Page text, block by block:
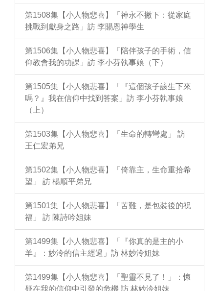
第1508集【小人物悲喜】「神永不撇下：從家庭
挑戰到獻身之路」訪 李賜恩神學生
第1506集【小人物悲喜】「陪伴孩子的手術，信
仰教會我的功課」訪 李小芬執事娘（下）
第1505集【小人物悲喜】「『這個孩子該生下來
嗎？』我在信仰中找到答案」訪 李小芬執事娘
（上）
第1503集【小人物悲喜】「生命的轉彎處」 訪
王仁宏弟兄
第1502集【小人物悲喜】「倚靠主，生命重拾希
望」 訪 楊順平弟兄
第1501集【小人物悲喜】「苦難，是包裝後的祝
福」 訪 陳詩吟姐妹
第1499集【小人物悲喜】「『你真的是主的小
羊』：妙泠的信主經過」訪 林妙泠姐妹
第1499集【小人物悲喜】「聖靈不見了！」：懷
疑在我的信仰中引發的危機 訪 林妙泠姐妹